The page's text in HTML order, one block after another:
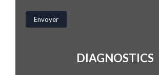
DIAGNOSTICS